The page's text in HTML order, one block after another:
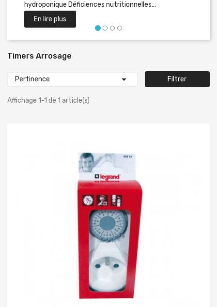
hydroponique Déficiences nutritionnelles...
En lire plus
Timers Arrosage
Pertinence  Filtrer
Affichage 1-1 de 1 article(s)